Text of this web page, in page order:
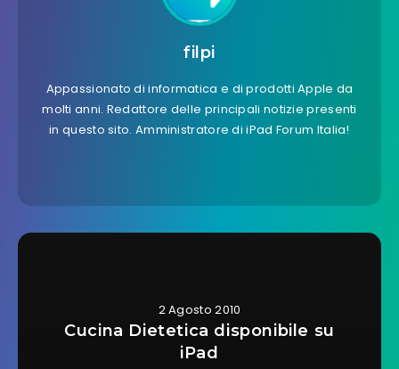
filpi
Appassionato di informatica e di prodotti Apple da
molti anni. Redattore delle principali notizie presenti
in questo sito. Amministratore di iPad Forum Italia!
2 Agosto 2010
Cucina Dietetica disponibile su
iPad